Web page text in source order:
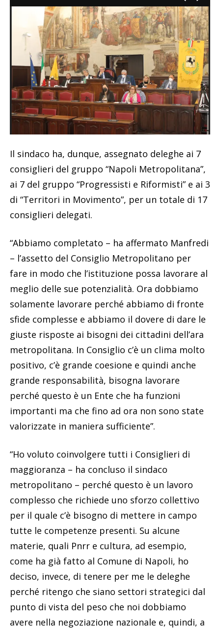
Il sindaco ha, dunque, assegnato deleghe ai 7
consiglieri del gruppo “Napoli Metropolitana”,
ai 7 del gruppo “Progressisti e Riformisti” e ai 3
di “Territori in Movimento”, per un totale di 17
consiglieri delegati.
“Abbiamo completato – ha affermato Manfredi
– l’assetto del Consiglio Metropolitano per
fare in modo che l’istituzione possa lavorare al
meglio delle sue potenzialità. Ora dobbiamo
solamente lavorare perché abbiamo di fronte
sfide complesse e abbiamo il dovere di dare le
giuste risposte ai bisogni dei cittadini dell’ara
metropolitana. In Consiglio c’è un clima molto
positivo, c’è grande coesione e quindi anche
grande responsabilità, bisogna lavorare
perché questo è un Ente che ha funzioni
importanti ma che fino ad ora non sono state
valorizzate in maniera sufficiente”.
“Ho voluto coinvolgere tutti i Consiglieri di
maggioranza – ha concluso il sindaco
metropolitano – perché questo è un lavoro
complesso che richiede uno sforzo collettivo
per il quale c’è bisogno di mettere in campo
tutte le competenze presenti. Su alcune
materie, quali Pnrr e cultura, ad esempio,
come ha già fatto al Comune di Napoli, ho
deciso, invece, di tenere per me le deleghe
perché ritengo che siano settori strategici dal
punto di vista del peso che noi dobbiamo
avere nella negoziazione nazionale e, quindi, a